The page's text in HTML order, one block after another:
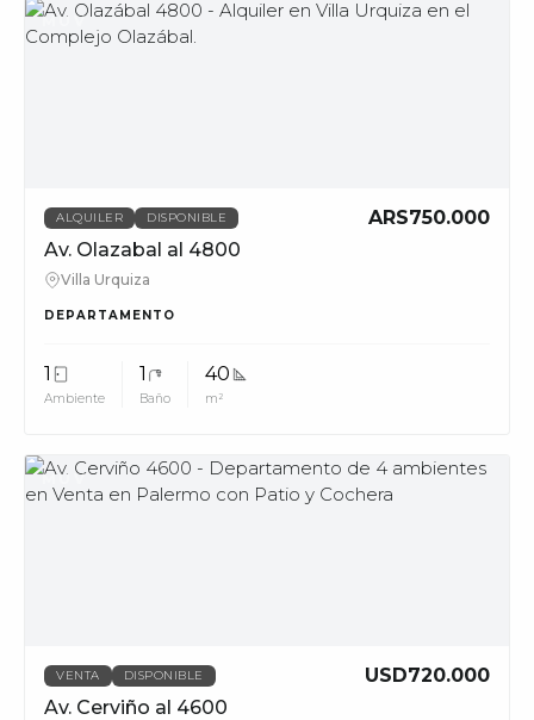
MUV
ALQUILER DISPONIBLE
ARS750.000
Av. Olazabal al 4800
Villa Urquiza
DEPARTAMENTO
1
Ambiente
1
Baño
40
m²
MUV
VENTA DISPONIBLE
USD720.000
Av. Cerviño al 4600